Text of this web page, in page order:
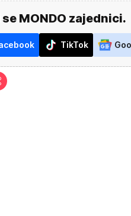
MONDO zajednici.
TikTok